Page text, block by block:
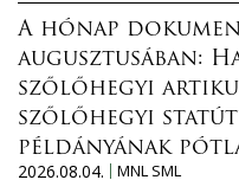
A hónap
augusztusában:
szőlőhegyi
szőlőhegyi
példányának
2026.08.04.
MNL SML